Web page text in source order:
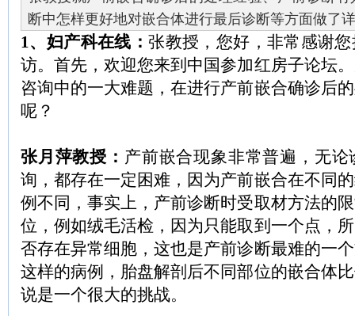
断中怎样更好地对嵌合体进行最后诊断等方面做了
1、妇产科在线：张教授，您好，非常感谢
访。首先，欢迎您来到中国参加红房子论坛
咨询中的一大难题，在进行产前嵌合确诊后
呢？
张月萍教授： 产前嵌合现象非常普遍，无
询，都存在一定困难，因为产前嵌合在不同
例不同，事实上，产前诊断时受取材方法的
位，例如绒毛活检，因为只能取到一个点，
否存在异常细胞，这也是产前诊断最难的一
这样的病例，胎盘解剖后不同部位的嵌合体
说是一个很大的挑战。